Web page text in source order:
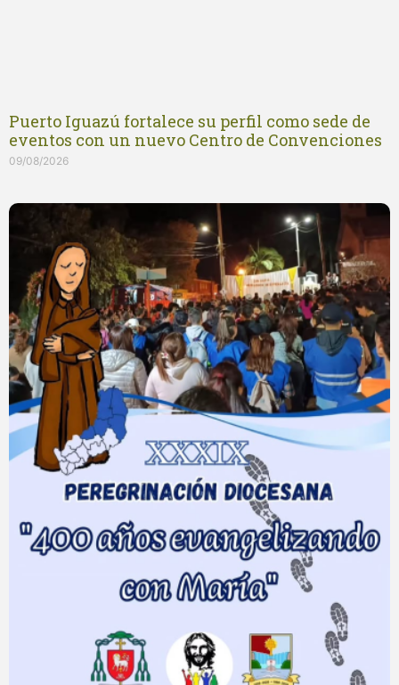
Puerto Iguazú fortalece su perfil como sede de
eventos con un nuevo Centro de Convenciones
09/08/2026